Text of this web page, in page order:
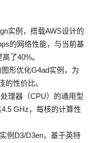
实例，搭载AWS设计的
的网络性能，与当前基
了40%。
形优化G4ad实例，为
的性价比。
理器（CPU）的通用型
GHz，每核的计算性
例D3/D3en，基于英特